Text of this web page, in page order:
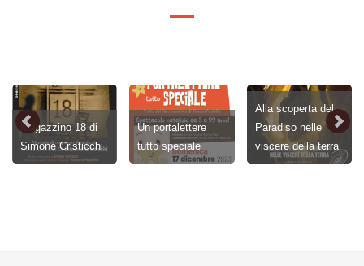
Magazzino 18 di
Simone Cristicchi
Un portalettere
tutto speciale
Alla scoperta del
Paradiso nelle
viscere della terra